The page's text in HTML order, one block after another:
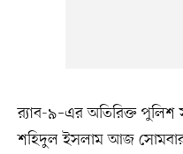
র‍্যাব-৯–এর অতিরিক্ত পুলিশ
শহিদুল ইসলাম আজ সোমবার